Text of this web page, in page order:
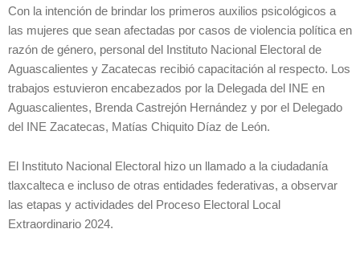
Con la intención de brindar los primeros auxilios psicológicos a
las mujeres que sean afectadas por casos de violencia política en
razón de género, personal del Instituto Nacional Electoral de
Aguascalientes y Zacatecas recibió capacitación al respecto. Los
trabajos estuvieron encabezados por la Delegada del INE en
Aguascalientes, Brenda Castrejón Hernández y por el Delegado
del INE Zacatecas, Matías Chiquito Díaz de León.
El Instituto Nacional Electoral hizo un llamado a la ciudadanía
tlaxcalteca e incluso de otras entidades federativas, a observar
las etapas y actividades del Proceso Electoral Local
Extraordinario 2024.